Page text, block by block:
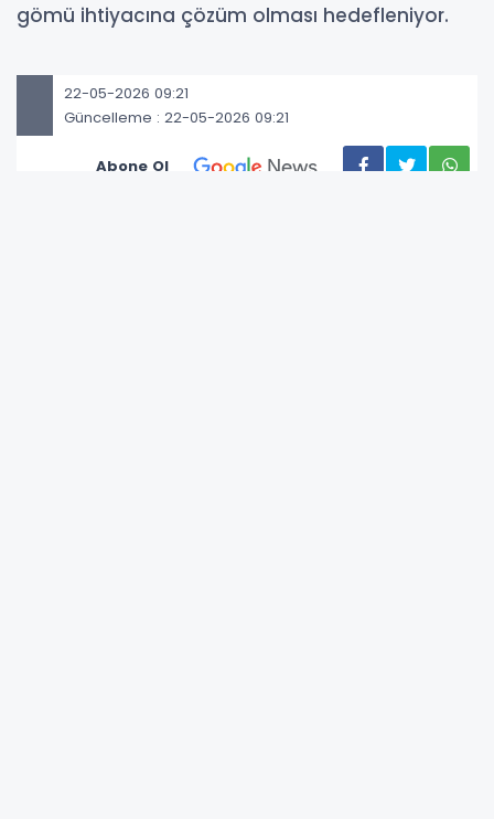
gömü ihtiyacına çözüm olması hedefleniyor.
22-05-2026 09:21
Güncelleme : 22-05-2026 09:21
Abone Ol